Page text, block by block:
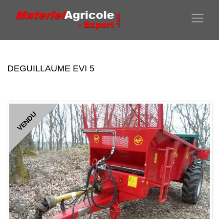
DEGUILLAUME EVI 5
VENDU